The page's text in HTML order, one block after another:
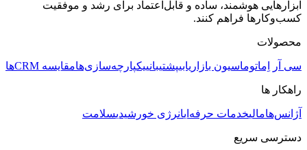
ابزارهایی هوشمند، ساده و قابل‌اعتماد برای رشد و موفقیت
کسب‌وکارها فراهم کنند.
محصولات
سی آر اِماتوماسیون بازاریابیپشتیبانییکپارچه‌سازی‌هامقایسه CRMها
راهکار ها
آژانس‌هامالیخدمات حرفه‌ایانرژی خورشیدیسلامت
دسترسی سریع